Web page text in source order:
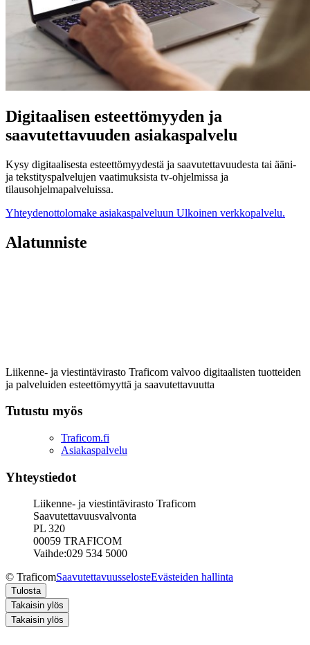
Digitaalisen esteettömyyden ja
saavutettavuuden asiakaspalvelu
Kysy digitaalisesta esteettömyydestä ja saavutettavuudesta tai ääni-
ja tekstityspalvelujen vaatimuksista tv-ohjelmissa ja
tilausohjelmapalveluissa.
Yhteydenottolomake asiakaspalveluun Ulkoinen verkkopalvelu.
Alatunniste
Liikenne- ja viestintävirasto Traficom valvoo digitaalisten tuotteiden
ja palveluiden esteettömyyttä ja saavutettavuutta
Tutustu myös
Traficom.fi
Asiakaspalvelu
Yhteystiedot
Liikenne- ja viestintävirasto Traficom
Saavutettavuusvalvonta
PL 320
00059 TRAFICOM
Vaihde:029 534 5000
© TraficomSaavutettavuusselosteEvästeiden hallinta
Tulosta
Takaisin ylös
Takaisin ylös